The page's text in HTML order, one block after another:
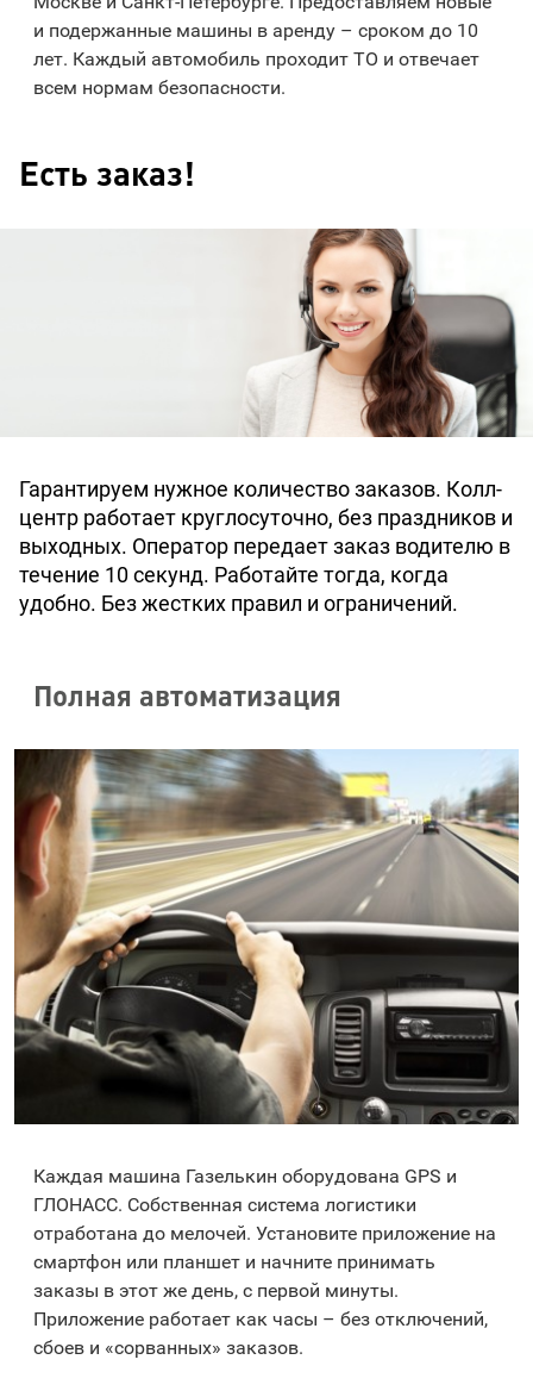
и подержанные машины в аренду – сроком до 10
лет. Каждый автомобиль проходит ТО и отвечает
всем нормам безопасности.
Есть заказ!
Гарантируем нужное количество заказов. Колл-
центр работает круглосуточно, без праздников и
выходных. Оператор передает заказ водителю в
течение 10 секунд. Работайте тогда, когда
удобно. Без жестких правил и ограничений.
Полная автоматизация
Каждая машина Газелькин оборудована GPS и
ГЛОНАСС. Собственная система логистики
отработана до мелочей. Установите приложение на
смартфон или планшет и начните принимать
заказы в этот же день, с первой минуты.
Приложение работает как часы – без отключений,
сбоев и «сорванных» заказов.